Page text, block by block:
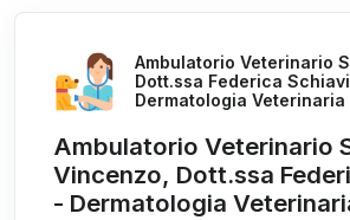
Ambulatorio Veterinario
Dott.ssa Federica
Dermatologia Veterinaria
Ambulatorio Veterinario
Vincenzo, Dott.ssa
- Dermatologia